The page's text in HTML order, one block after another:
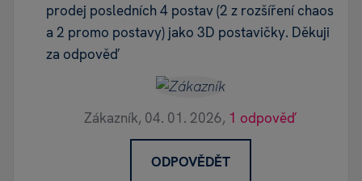
prodej posledních 4 postav (2 z rozšíření chaos
a 2 promo postavy) jako 3D postavičky. Děkuji
za odpověď
Zákazník, 04. 01. 2026, 1 odpověď
ODPOVĚDĚT